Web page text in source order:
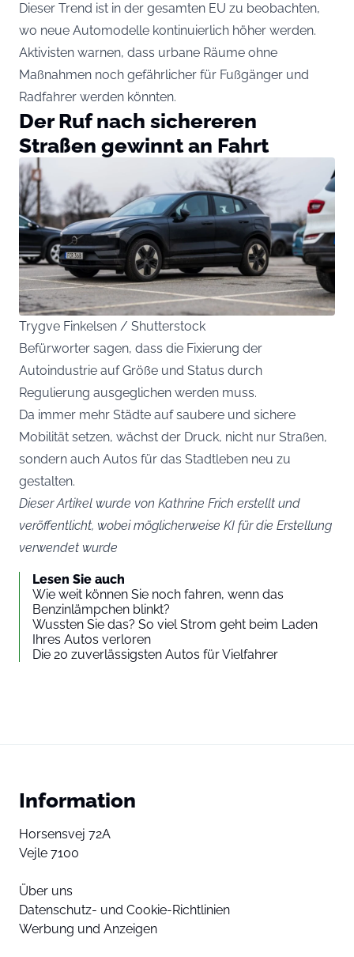
Dieser Trend ist in der gesamten EU zu beobachten,
wo neue Automodelle kontinuierlich höher werden.
Aktivisten warnen, dass urbane Räume ohne
Maßnahmen noch gefährlicher für Fußgänger und
Radfahrer werden könnten.
Der Ruf nach sichereren
Straßen gewinnt an Fahrt
Trygve Finkelsen / Shutterstock
Befürworter sagen, dass die Fixierung der
Autoindustrie auf Größe und Status durch
Regulierung ausgeglichen werden muss.
Da immer mehr Städte auf saubere und sichere
Mobilität setzen, wächst der Druck, nicht nur Straßen,
sondern auch Autos für das Stadtleben neu zu
gestalten.
Dieser Artikel wurde von Kathrine Frich erstellt und
veröffentlicht, wobei möglicherweise KI für die Erstellung
verwendet wurde
Lesen Sie auch
Wie weit können Sie noch fahren, wenn das
Benzinlämpchen blinkt?
Wussten Sie das? So viel Strom geht beim Laden
Ihres Autos verloren
Die 20 zuverlässigsten Autos für Vielfahrer
Information
Horsensvej 72A
Vejle 7100
Über uns
Datenschutz- und Cookie-Richtlinien
Werbung und Anzeigen